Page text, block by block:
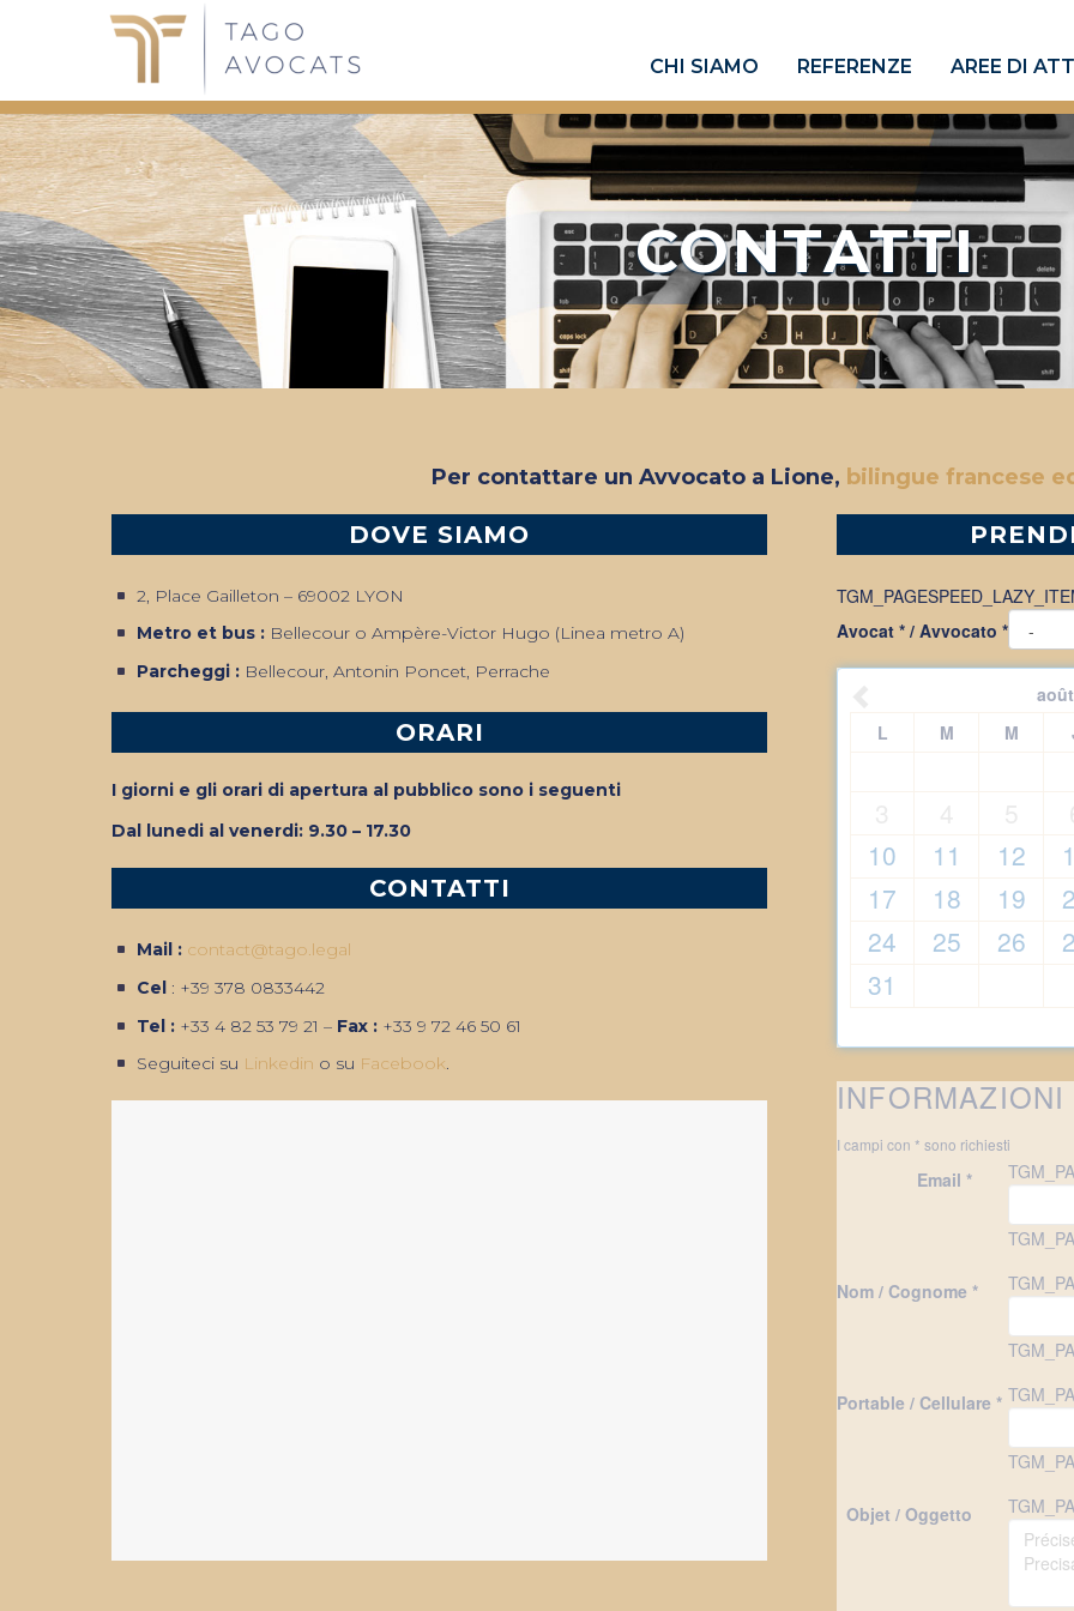
CHI SIAMO REFERENZE AREE DI
CONTATTI
Per contattare un Avvocato a Lione, bilingue francese
DOVE SIAMO
2, Place Gailleton – 69002 LYON
Metro et bus : Bellecour o Ampère-Victor Hugo (Linea metro A)
Parcheggi : Bellecour, Antonin Poncet, Perrache
ORARI
I giorni e gli orari di apertura al pubblico sono i seguenti
Dal lunedi al venerdi: 9.30 – 17.30
CONTATTI
Mail : contact@tago.legal
Cel : ‭+39 378 0833442‬
Tel : +33 4 82 53 79 21 – Fax : +33 9 72 46 50 61
Seguiteci su Linkedin o su Facebook.
Avocat * / Avvocato *
août
L
M M
10
11 12
17
18 19
24
25 26
31
I campi con * sono richiesti
Email *
Nom / Cognome *
Portable / Cellulare *
Objet / Oggetto